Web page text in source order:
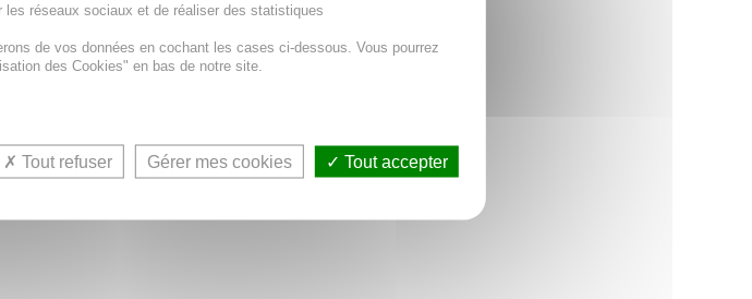
réseaux sociaux et de réaliser des statistiques
de vos données en cochant les cases ci-dessous. Vous pourrez
des Cookies" en bas de notre site.
Tout refuser Gérer mes cookies Tout accepter